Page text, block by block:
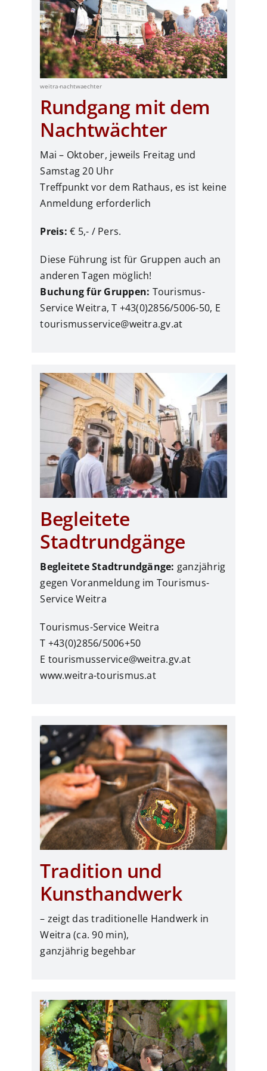
weitra-nachtwaechter
Rundgang mit dem
Nachtwächter
Mai – Oktober, jeweils Freitag und
Samstag 20 Uhr
Treffpunkt vor dem Rathaus, es ist keine
Anmeldung erforderlich
Preis: € 5,- / Pers.
Diese Führung ist für Gruppen auch an
anderen Tagen möglich!
Buchung für Gruppen: Tourismus-
Service Weitra, T +43(0)2856/5006-50, E
tourismusservice@weitra.gv.at
Begleitete
Stadtrundgänge
Begleitete Stadtrundgänge: ganzjährig
gegen Voranmeldung im Tourismus-
Service Weitra
Tourismus-Service Weitra
T +43(0)2856/5006+50
E tourismusservice@weitra.gv.at
www.weitra-tourismus.at
Tradition und
Kunsthandwerk
– zeigt das traditionelle Handwerk in
Weitra (ca. 90 min),
ganzjährig begehbar